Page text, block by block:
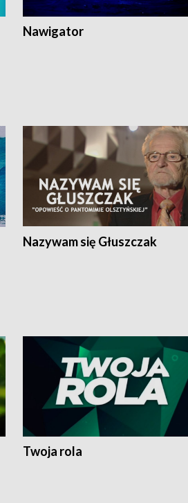
Nawigator
Nazywam się Głuszczak
Twoja rola